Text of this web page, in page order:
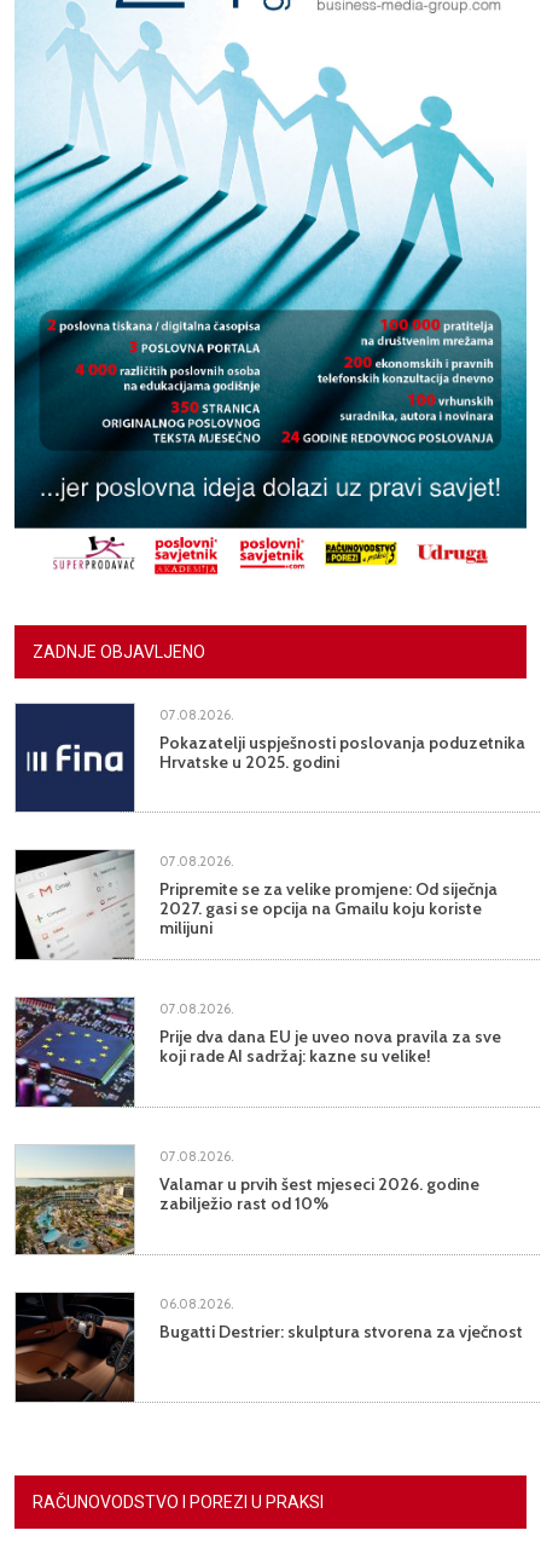
ZADNJE OBJAVLJENO
07.08.2026.
Pokazatelji uspješnosti poslovanja poduzetnika
Hrvatske u 2025. godini
07.08.2026.
Pripremite se za velike promjene: Od siječnja
2027. gasi se opcija na Gmailu koju koriste
milijuni
07.08.2026.
Prije dva dana EU je uveo nova pravila za sve
koji rade AI sadržaj: kazne su velike!
07.08.2026.
Valamar u prvih šest mjeseci 2026. godine
zabilježio rast od 10%
06.08.2026.
Bugatti Destrier: skulptura stvorena za vječnost
RAČUNOVODSTVO I POREZI U PRAKSI